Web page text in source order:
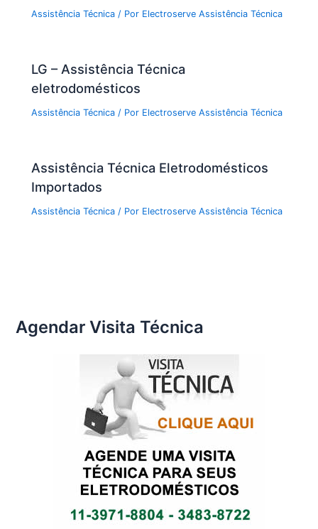
Assistência Técnica / Por Electroserve Assistência Técnica
LG – Assistência Técnica
eletrodomésticos
Assistência Técnica / Por Electroserve Assistência Técnica
Assistência Técnica Eletrodomésticos
Importados
Assistência Técnica / Por Electroserve Assistência Técnica
Agendar Visita Técnica